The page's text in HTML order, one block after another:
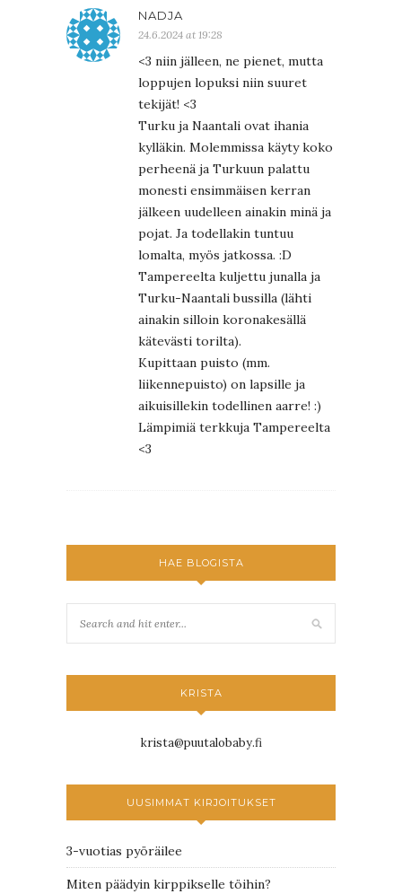
NADJA
24.6.2024 at 19:28
<3 niin jälleen, ne pienet, mutta
loppujen lopuksi niin suuret
tekijät! <3
Turku ja Naantali ovat ihania
kylläkin. Molemmissa käyty koko
perheenä ja Turkuun palattu
monesti ensimmäisen kerran
jälkeen uudelleen ainakin minä ja
pojat. Ja todellakin tuntuu
lomalta, myös jatkossa. :D
Tampereelta kuljettu junalla ja
Turku-Naantali bussilla (lähti
ainakin silloin koronakesällä
kätevästi torilta).
Kupittaan puisto (mm.
liikennepuisto) on lapsille ja
aikuisillekin todellinen aarre! :)
Lämpimiä terkkuja Tampereelta
<3
HAE BLOGISTA
KRISTA
krista@puutalobaby.fi
UUSIMMAT KIRJOITUKSET
3-vuotias pyöräilee
Miten päädyin kirppikselle töihin?